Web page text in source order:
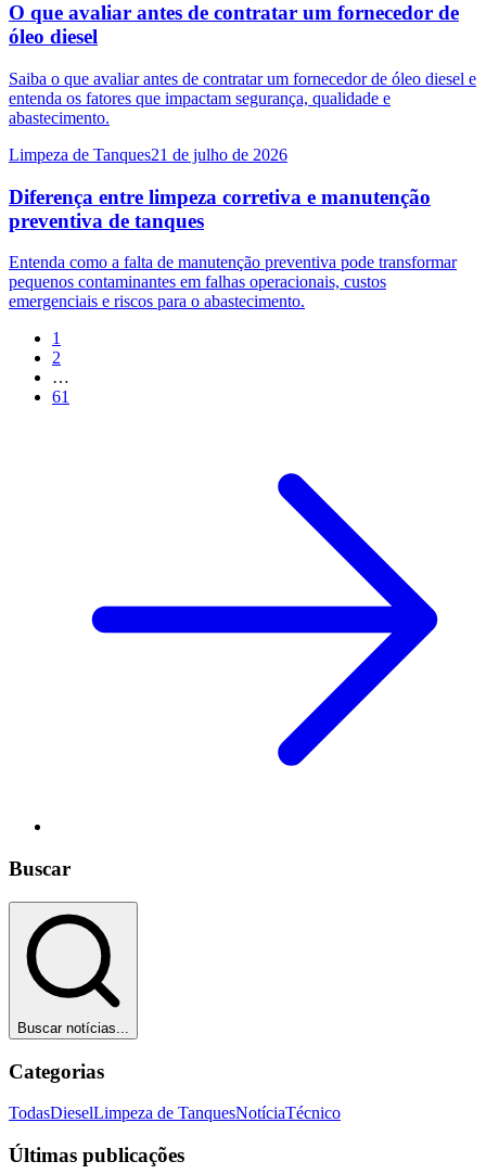
O que avaliar antes de contratar um fornecedor de
óleo diesel
Saiba o que avaliar antes de contratar um fornecedor de óleo diesel e
entenda os fatores que impactam segurança, qualidade e
abastecimento.
Limpeza de Tanques21 de julho de 2026
Diferença entre limpeza corretiva e manutenção
preventiva de tanques
Entenda como a falta de manutenção preventiva pode transformar
pequenos contaminantes em falhas operacionais, custos
emergenciais e riscos para o abastecimento.
1
2
…
61
Buscar
Buscar notícias...
Categorias
TodasDieselLimpeza de TanquesNotíciaTécnico
Últimas publicações